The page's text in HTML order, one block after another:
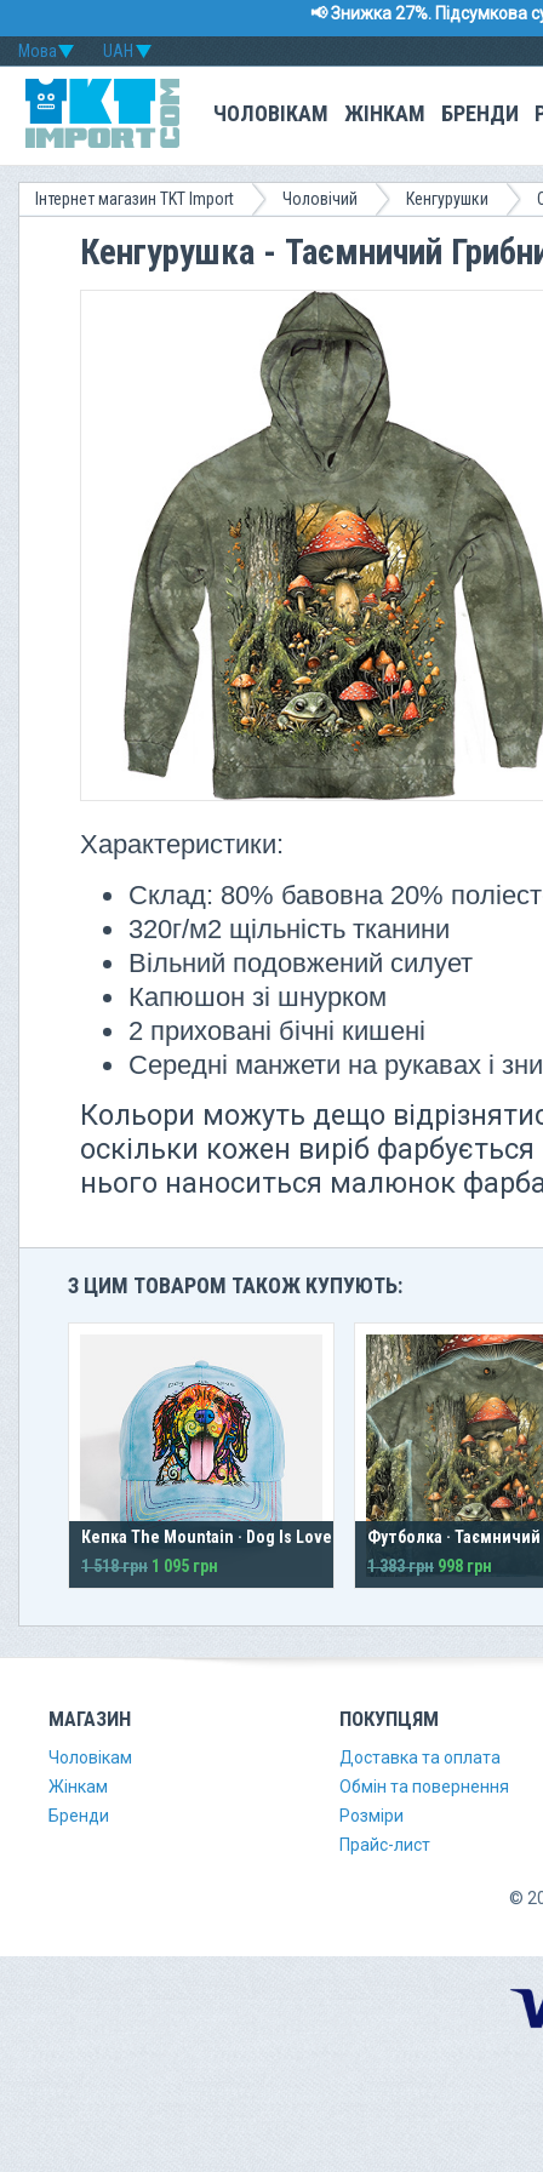
📢 Знижка 27%. Підсумкова
UAH
Мова
ЧОЛОВІКАМ ЖІНКАМ БРЕНДИ
Інтернет магазин TKT Import Чоловічий Кенгурушки
Кенгурушка - Таємничий
Характеристики:
Склад: 80% бавовна 20%
320г/м2 щільність тканини
Вільний подовжений силует
Капюшон зі шнурком
2 приховані бічні кишені
Середні манжети на рукавах і
Кольори можуть дещо
оскільки кожен виріб фарбується
нього наноситься малюнок
З ЦИМ ТОВАРОМ ТАКОЖ КУПУЮТЬ:
Кепка The Mountain · Dog Is Love
1 518 грн 1 095 грн
Футболка · Таємничий
1 383 грн 998 грн
МАГАЗИН
Чоловікам
Жінкам
Бренди
ПОКУПЦЯМ
Доставка та оплата
Обмін та повернення
Розміри
Прайс-лист
©